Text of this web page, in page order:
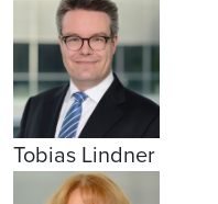
Tobias Lindner